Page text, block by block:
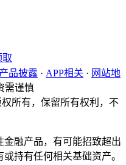
取
产品披露 · APP相关 · 网站地
需谨慎
所有，保留所有权利，不
融产品，有可能招致超出
持有任何相关基础资产。